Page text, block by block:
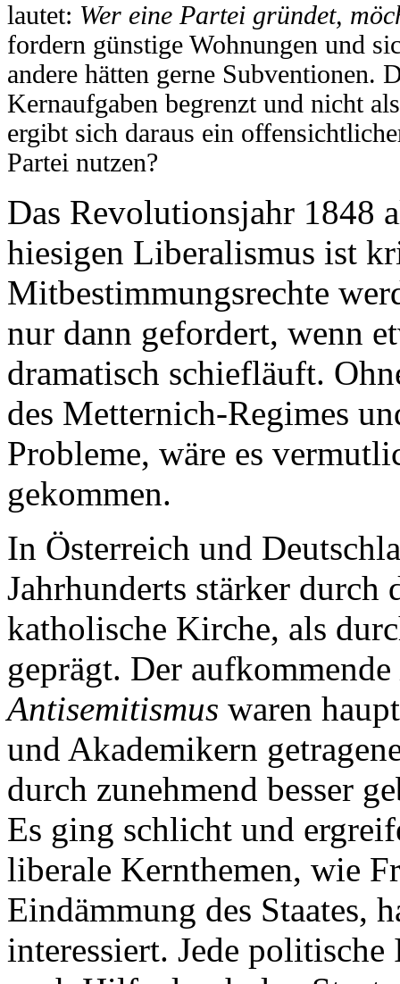
lautet: Wer eine Partei gründet,
fordern günstige Wohnungen und
andere hätten gerne Subventionen.
Kernaufgaben begrenzt und nicht
ergibt sich daraus ein
Partei nutzen?
Das Revolutionsjahr 1848
hiesigen Liberalismus ist
Mitbestimmungsrechte
nur dann gefordert, wenn
dramatisch schiefläuft.
des Metternich-Regimes
Probleme, wäre es
gekommen.
In Österreich und
Jahrhunderts stärker
katholische Kirche, als
geprägt. Der aufkommende
Antisemitismus waren
und Akademikern
durch zunehmend besser
Es ging schlicht und
liberale Kernthemen, wie
Eindämmung des Staates,
interessiert. Jede